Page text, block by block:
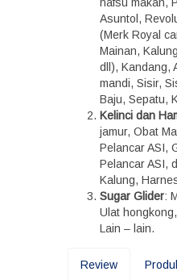
nafsu makan,
Asuntol,
(Merk Royal
Mainan,
dll), Kandang,
mandi, Sisir,
Baju, Sepatu,
Kelinci dan
jamur, Obat
Pelancar ASI,
Pelancar ASI,
Kalung,
Sugar Glider:
Ulat
Lain – lain.
Review